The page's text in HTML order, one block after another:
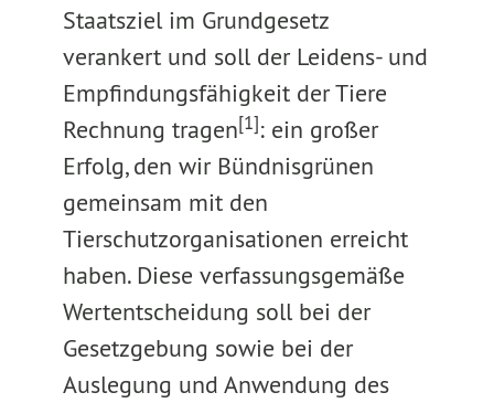
Staatsziel im Grundgesetz
verankert und soll der Leidens- und
Empfindungsfähigkeit der Tiere
Rechnung tragen[1]: ein großer
Erfolg, den wir Bündnisgrünen
gemeinsam mit den
Tierschutzorganisationen erreicht
haben. Diese verfassungsgemäße
Wertentscheidung soll bei der
Gesetzgebung sowie bei der
Auslegung und Anwendung des